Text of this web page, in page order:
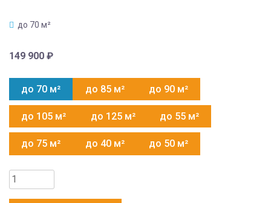
до 70 м²
149 900 ₽
до 70 м² до 85 м² до 90 м²
до 105 м² до 125 м² до 55 м²
до 75 м² до 40 м² до 50 м²
Количество
товара